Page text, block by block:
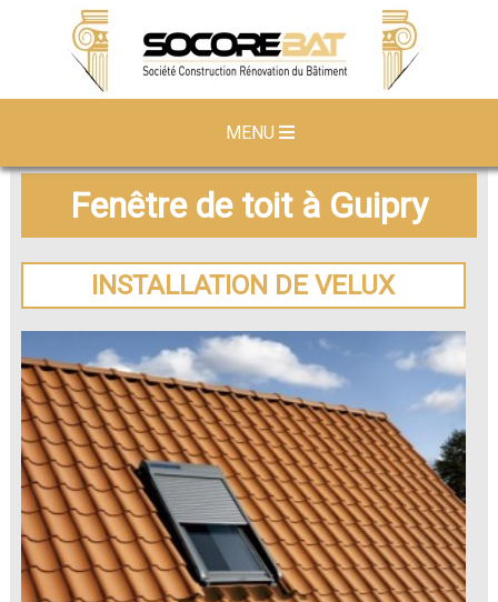
MENU
Fenêtre de toit à Guipry
INSTALLATION DE VELUX